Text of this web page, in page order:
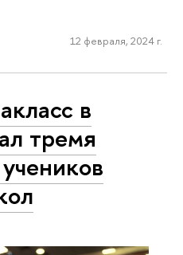
12 февраля, 2024 г.
в
тремя